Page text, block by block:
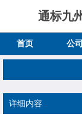
通标九
首页 公司
详细内容